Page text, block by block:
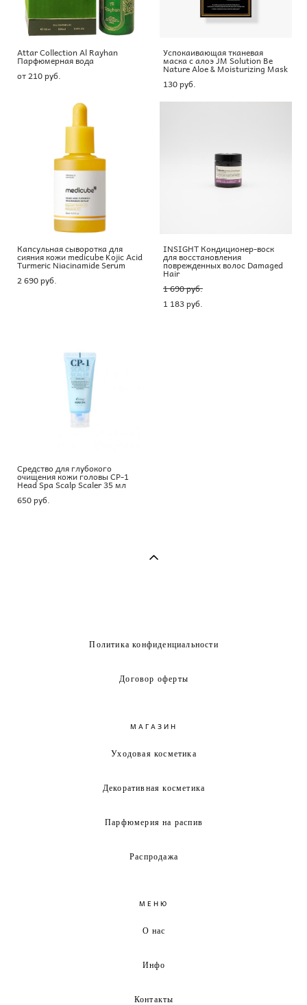
Attar Collection Al Rayhan
Парфюмерная вода
от 210 pуб.
Успокаивающая тканевая
маска с алоэ JM Solution Be
Nature Aloe & Moisturizing Mask
130 pуб.
Капсульная сыворотка для
сияния кожи medicube Kojic Acid
Turmeric Niacinamide Serum
2 690 pуб.
INSIGHT Кондиционер-воск
для восстановления
поврежденных волос Damaged
Hair
1 690 pуб.
1 183 pуб.
Средство для глубокого
очищения кожи головы CP-1
Head Spa Scalp Scaler 35 мл
650 pуб.
Политика конфиденциальности
Договор оферты
МАГАЗИН
Уходовая косметика
Декоративная косметика
Парфюмерия на распив
Распродажа
МЕНЮ
О нас
Инфо
Контакты